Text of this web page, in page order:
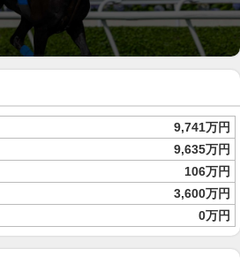
9,741万円
9,635万円
106万円
3,600万円
0万円